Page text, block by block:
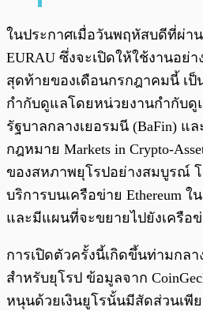
ในประกาศเมื่อวันพฤหัสบดีที่ผ่า
EURAU ซึ่งจะเปิดให้ใช้งานอย่
สุดท้ายของเดือนกรกฎาคมนี้ เป็
กำกับดูแลโดยหน่วยงานกำกับดู
รัฐบาลกลางเยอรมนี (BaFin) แ
กฎหมาย Markets in Crypto-
ของสหภาพยุโรปอย่างสมบูรณ์
บริการบนเครือข่าย Ethereum ใ
และมีแผนที่จะขยายไปยังเครือ
การเปิดตัวครั้งนี้เกิดขึ้นท่ามกล
สำหรับยุโรป ข้อมูลจาก
หนุนด้วยเงินยูโรนั้นมีสัดส่วนเพี